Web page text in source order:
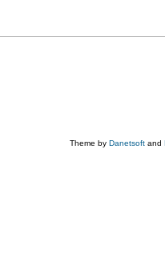
Theme by Danetsoft and